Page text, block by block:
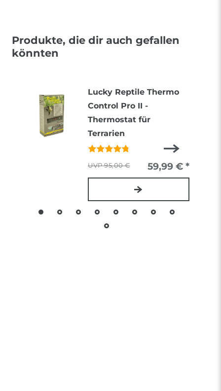
Produkte, die dir auch gefallen
könnten
Lucky Reptile Thermo
Control Pro II -
Thermostat für
Terrarien
95,00 € 59,99 € *